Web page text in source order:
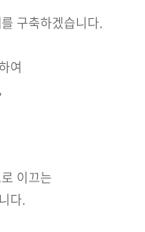
를 구축하겠습니다.
여
이끄는
다.